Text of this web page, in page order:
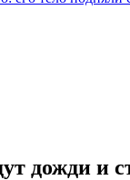
дожди и